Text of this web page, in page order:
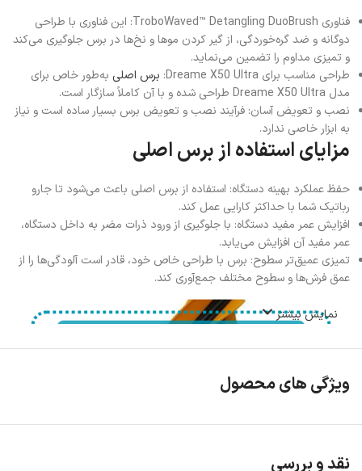
فناوری TroboWaved™ Detangling DuoBrush: این فناوری با طراحی
دوگانه و ضد گره‌خوردگی، از گیر کردن موها و نخ‌ها در برس جلوگیری می‌کند
و تمیزی مداوم را تضمین می‌نماید.
طراحی مناسب برای Dreame X50 Ultra:
برس اصلی به‌طور خاص برای
مدل Dreame X50 Ultra طراحی شده و با آن کاملاً سازگار است.
نصب و تعویض آسان: فرآیند نصب و تعویض برس بسیار ساده است و نیاز
به ابزار خاصی ندارد.
مزایای استفاده از برس اصلی
حفظ عملکرد بهینه دستگاه: استفاده از برس اصلی باعث می‌شود تا جارو
رباتیک شما با حداکثر کارایی عمل کند.
افزایش عمر مفید دستگاه: با جلوگیری از ورود ذرات مضر به داخل دستگاه،
عمر مفید آن افزایش می‌یابد.
تمیزی عمیق‌تر سطوح: برس با طراحی خاص خود، قادر است آلودگی‌ها را از
عمق فرش‌ها و سطوح مختلف جمع‌آوری کند.
نمایش بیشتر
ویژگی های محصول
نقد و بررسی